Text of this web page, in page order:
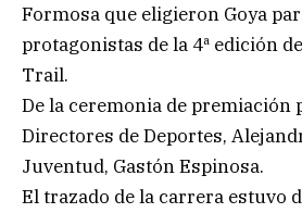
Formosa que eligieron Goya
protagonistas de la 4ª edición
Trail.
De la ceremonia de premiación
Directores de Deportes,
Juventud, Gastón Espinosa.
El trazado de la carrera estuvo